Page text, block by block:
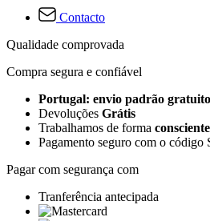
Contacto
Qualidade comprovada
Compra segura e confiável
Portugal: envio padrão gratuito
Devoluções Grátis
Trabalhamos de forma
Pagamento seguro com o código
Pagar com segurança com
Tranferência antecipada